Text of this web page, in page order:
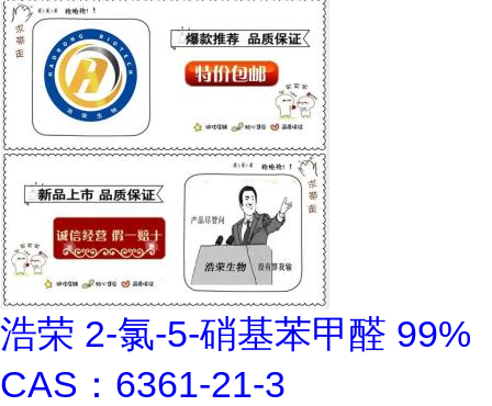
浩荣 2-氯-5-硝基苯甲醛 99%
CAS：6361-21-3